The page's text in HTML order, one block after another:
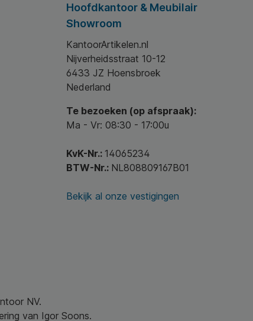
Hoofdkantoor & Meubilair
Showroom
KantoorArtikelen.nl
Nijverheidsstraat 10-12
6433 JZ Hoensbroek
Nederland
Te bezoeken (op afspraak):
Ma - Vr: 08:30 - 17:00u
KvK-Nr.: 14065234
BTW-Nr.: NL808809167B01
Bekijk al onze vestigingen
NV.
van Igor Soons.